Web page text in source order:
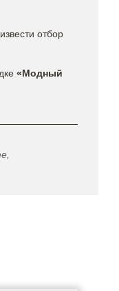
отбор
«Модный